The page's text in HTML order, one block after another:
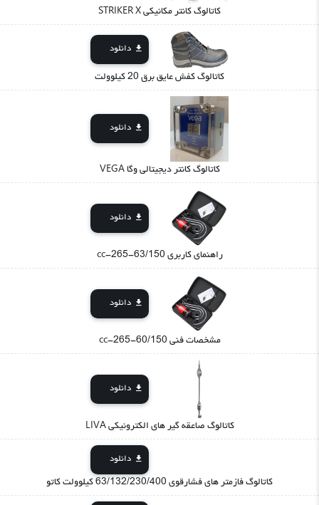
کاتالوگ کانتر مکانیکی STRIKER X
دانلود
کاتالوگ کفش عایق برق 20 کیلوولت
دانلود
کاتالوگ کانتر دیجیتالی وگا VEGA
دانلود
راهنمای کاربری cc-265-63/150
دانلود
مشخصات فنی cc-265-60/150
دانلود
کاتالوگ صاعقه گیر های الکترونیکی LIVA
دانلود
کاتالوگ فازمتر های فشارقوی 63/132/230/400 کیلوولت کاتو